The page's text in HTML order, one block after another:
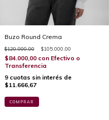
Buzo Round Crema
$120.000,00 $105.000,00
$84.000,00 con Efectivo o
Transferencia
9 cuotas sin interés de
$11.666,67
COMPRAR